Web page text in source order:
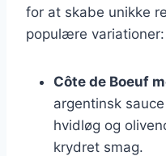
for at skabe unikke
populære variationer:
Côte de Boeuf
argentinsk
hvidløg og
krydret smag.